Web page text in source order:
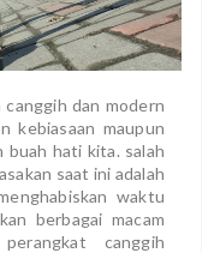
dan modern
kebiasaan maupun
buah hati kita. salah
saat ini adalah
waktu
berbagai macam
canggih